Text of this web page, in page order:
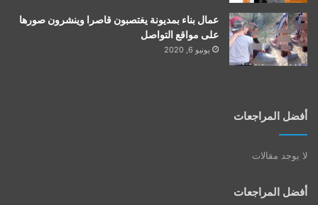
عمال بناء بمديونة يغتصبون قاصرا وينشرون صورها
على مواقع التواصل
يونيو 6, 2020
أفضل المراجعات
لا يوجد مقالات
أفضل المراجعات